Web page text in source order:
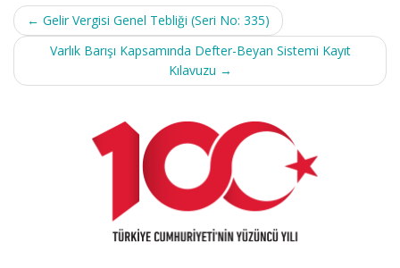
Post
navigation
← Gelir Vergisi Genel Tebliği (Seri No: 335)
Varlık Barışı Kapsamında Defter-Beyan Sistemi Kayıt
Kılavuzu →